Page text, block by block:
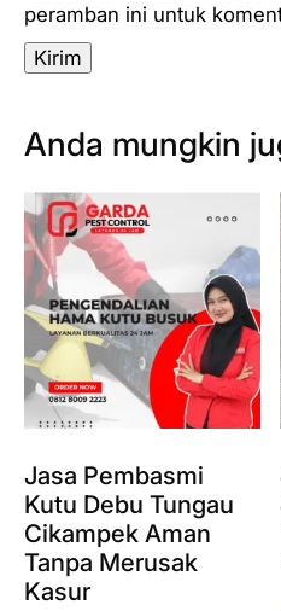
peramban ini untuk
Anda mungkin
Jasa Pembasmi
Kutu Debu Tungau
Cikampek Aman
Tanpa Merusak
Kasur